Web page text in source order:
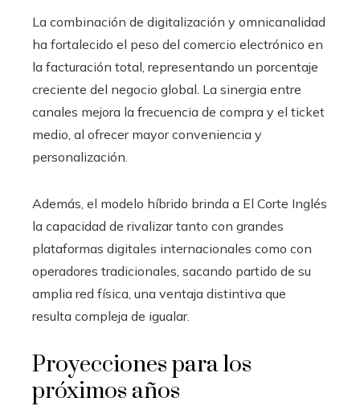
La combinación de digitalización y omnicanalidad
ha fortalecido el peso del comercio electrónico en
la facturación total, representando un porcentaje
creciente del negocio global. La sinergia entre
canales mejora la frecuencia de compra y el ticket
medio, al ofrecer mayor conveniencia y
personalización.
Además, el modelo híbrido brinda a El Corte Inglés
la capacidad de rivalizar tanto con grandes
plataformas digitales internacionales como con
operadores tradicionales, sacando partido de su
amplia red física, una ventaja distintiva que
resulta compleja de igualar.
Proyecciones para los
próximos años